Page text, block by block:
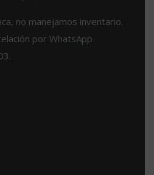
no manejamos inventario.
por WhatsApp